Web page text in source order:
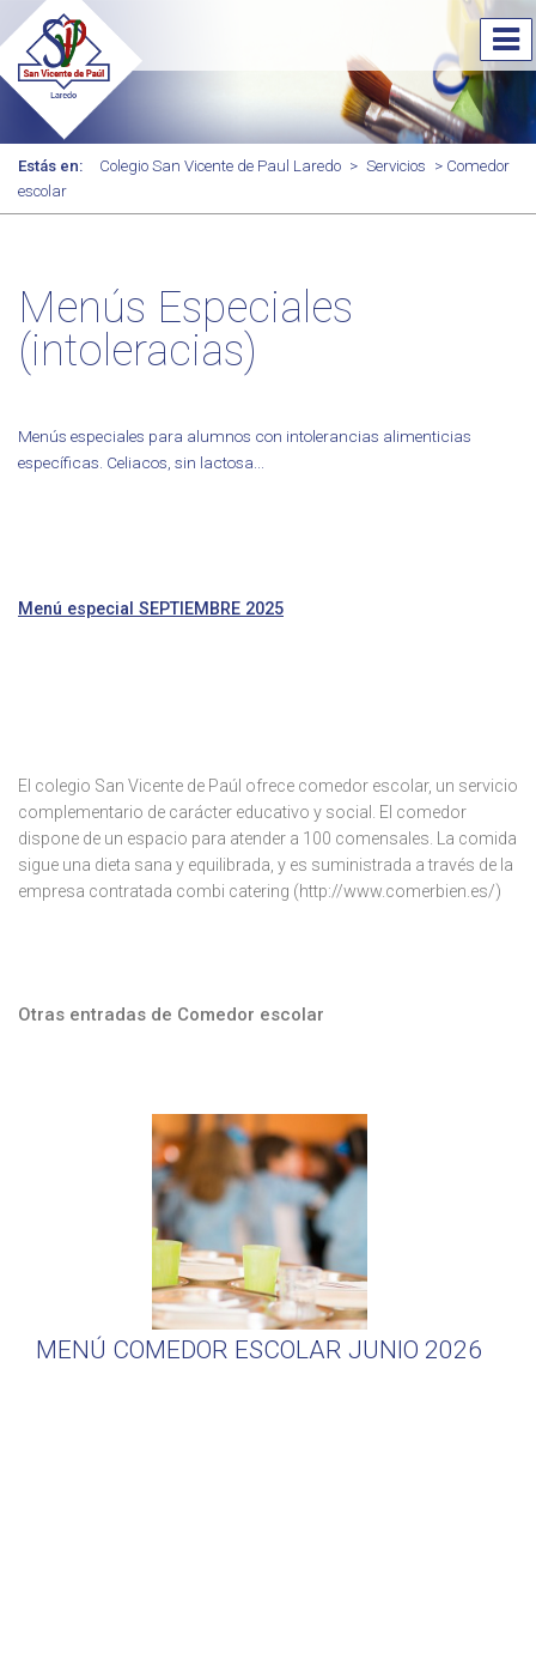
Estás en: Colegio San Vicente de Paul Laredo > Servicios > Comedor
escolar
Menús Especiales
(intoleracias)
Menús especiales para alumnos con intolerancias alimenticias
específicas. Celiacos, sin lactosa...
Menú especial SEPTIEMBRE 2025
El colegio San Vicente de Paúl ofrece comedor escolar, un servicio
complementario de carácter educativo y social. El comedor
dispone de un espacio para atender a 100 comensales. La comida
sigue una dieta sana y equilibrada, y es suministrada a través de la
empresa contratada combi catering (http://www.comerbien.es/)
Otras entradas de Comedor escolar
MENÚ COMEDOR ESCOLAR JUNIO 2026